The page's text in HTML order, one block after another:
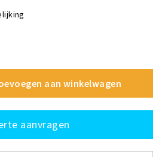
aan winkelwagen
aanvragen